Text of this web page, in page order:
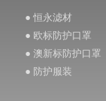
● 恒永滤材
● 欧标防护口罩
● 澳新标防护口罩
● 防护服装